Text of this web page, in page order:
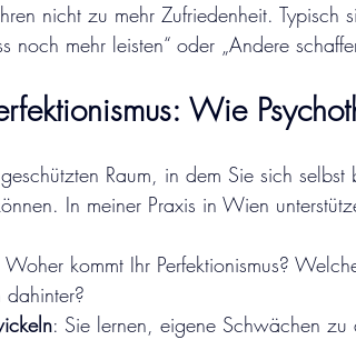
nicht zu mehr Zufriedenheit. Typisch
noch mehr leisten“ oder „Andere
Wie
Raum, in dem Sie sich selbst
In meiner Praxis in Wien
Woher kommt Ihr Perfektionismus?
dahinter?
: Sie lernen, eigene Schwächen zu